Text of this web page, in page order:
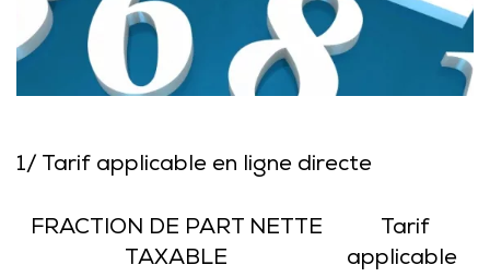
1/ Tarif applicable en ligne directe
FRACTION DE PART NETTE
TAXABLE
Tarif
applicable